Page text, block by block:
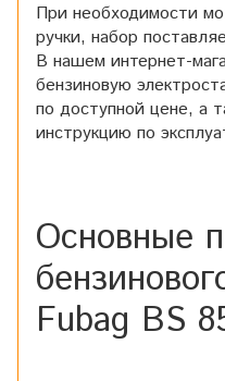
При необходимости
ручки, набор
В нашем интернет-
бензиновую
по доступной цене, а
инструкцию по
Основные
Fubag BS